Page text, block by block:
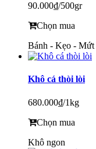
90.000₫/500gr
Chọn mua
Bánh - Kẹo - Mứt
Khô cá thòi lòi
680.000₫/1kg
Chọn mua
Khô ngon